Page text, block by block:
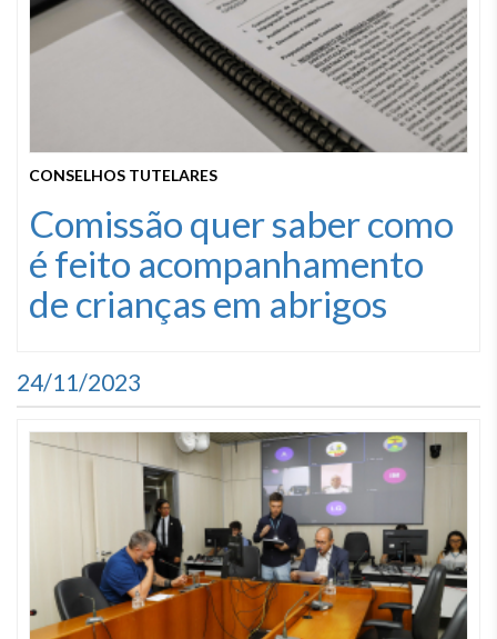
CONSELHOS TUTELARES
Comissão quer saber como
é feito acompanhamento
de crianças em abrigos
24/11/2023